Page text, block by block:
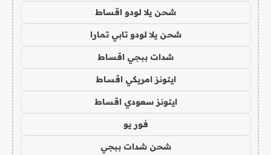
شحن يلا لودو اقساط
شحن يلا لودو تابي تمارا
شدات ببجي اقساط
ايتونز امريكي اقساط
ايتونز سعودي اقساط
فور يو
شحن شدات ببجي